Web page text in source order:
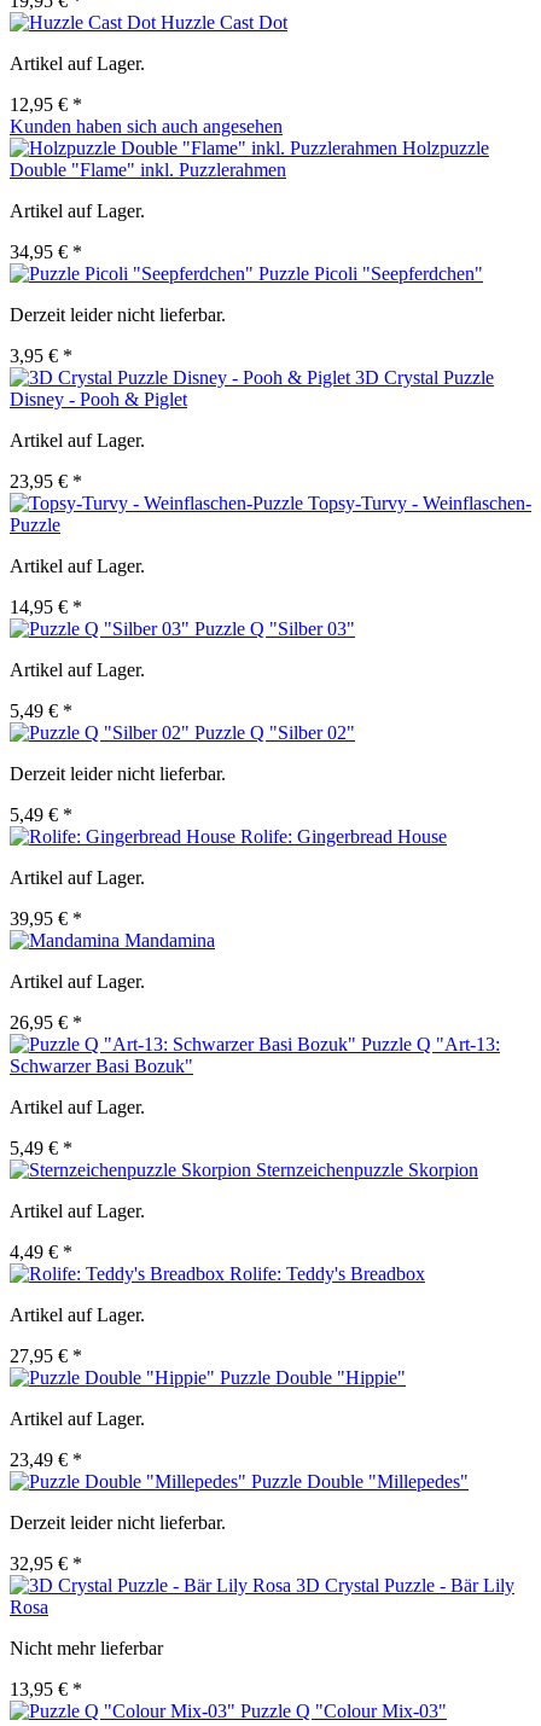
Huzzle Cast Dot
Artikel auf Lager.
12,95 € *
Kunden haben sich auch angesehen
Holzpuzzle
Double "Flame" inkl. Puzzlerahmen
Artikel auf Lager.
34,95 € *
Puzzle Picoli "Seepferdchen"
Derzeit leider nicht lieferbar.
3,95 € *
3D Crystal Puzzle
Disney - Pooh & Piglet
Artikel auf Lager.
23,95 € *
Topsy-Turvy - Weinflaschen-
Puzzle
Artikel auf Lager.
14,95 € *
Puzzle Q "Silber 03"
Artikel auf Lager.
5,49 € *
Puzzle Q "Silber 02"
Derzeit leider nicht lieferbar.
5,49 € *
Rolife: Gingerbread House
Artikel auf Lager.
39,95 € *
Mandamina
Artikel auf Lager.
26,95 € *
Puzzle Q "Art-13:
Schwarzer Basi Bozuk"
Artikel auf Lager.
5,49 € *
Sternzeichenpuzzle Skorpion
Artikel auf Lager.
4,49 € *
Rolife: Teddy's Breadbox
Artikel auf Lager.
27,95 € *
Puzzle Double "Hippie"
Artikel auf Lager.
23,49 € *
Puzzle Double "Millepedes"
Derzeit leider nicht lieferbar.
32,95 € *
3D Crystal Puzzle - Bär Lily
Rosa
Nicht mehr lieferbar
13,95 € *
Puzzle Q "Colour Mix-03"